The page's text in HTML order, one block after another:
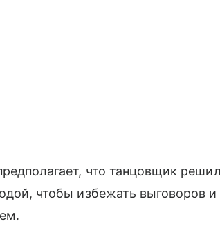
что танцовщик
чтобы избежать выговоров